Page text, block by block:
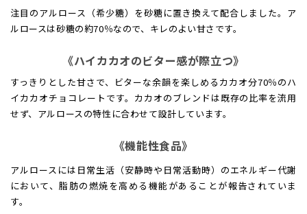
注目のアルロース（希少糖）を砂糖に置き換えて配合しました。ア
ルロースは砂糖の約70％なので、キレのよい甘さです。
《ハイカカオのビター感が際立つ》
すっきりとした甘さで、ビターな余韻を楽しめるカカオ分70％のハ
イカカオチョコレートです。カカオのブレンドは既存の比率を流用
せず、アルロースの特性に合わせて設計しています。
《機能性食品》
アルロースには日常生活（安静時や日常活動時）のエネルギー代謝
において、脂肪の燃焼を高める機能があることが報告されていま
す。